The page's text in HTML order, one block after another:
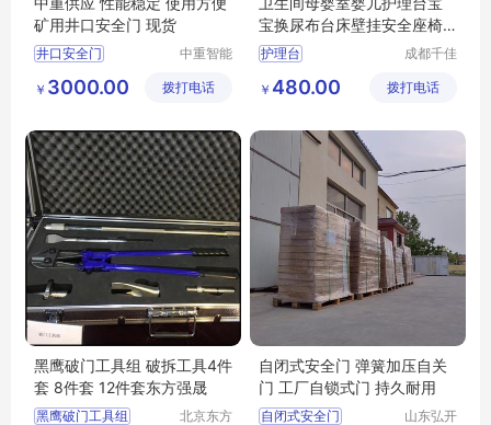
矿用井口安全门 现货
井口安全门
安全门型号 安全门
中重智能
设计研究
￥ 3000.00 拨打电话
宝换尿布台床壁挂安全座椅
折叠
护理台
婴儿护理台
成都千佳
公司
￥ 480.00 拨打电话
黑鹰破门工具组 破拆工具4件
套 8件套 12件套东方强晟
黑鹰破门工具组
北京东方
自闭式安全门 弹簧加压自关
门 工厂自锁式门 持久耐用
自闭式安全门
山东弘开